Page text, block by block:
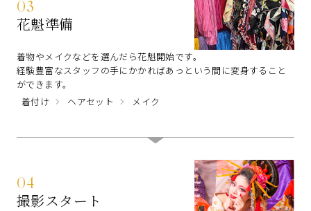
03
花魁準備
着物やメイクなどを選んだら花魁開始です。
経験豊富なスタッフの手にかかればあっという間に変身すること
ができます。
着付け
ヘアセット メイク
04
撮影スタート